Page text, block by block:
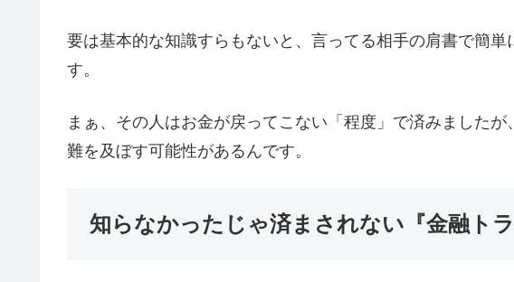
要は基本的な知識すらもないと、言ってる相手の肩書で簡
す。
まぁ、その人はお金が戻ってこない「程度」で済みました
難を及ぼす可能性があるんです。
知らなかったじゃ済まされない『金融ト